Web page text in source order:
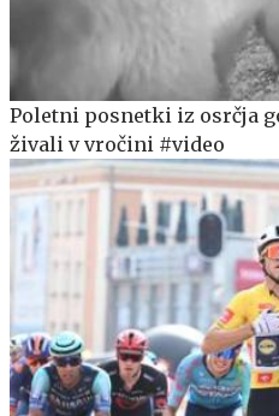
Poletni posnetki iz osrčja
živali v vročini #video